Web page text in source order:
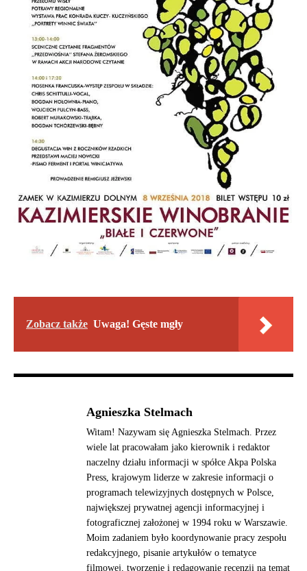
Zobacz także Uwaga! Gęste mgły
Agnieszka Stelmach
Witam! Nazywam się Agnieszka Stelmach. Przez
wiele lat pracowałam jako kierownik i redaktor
naczelny działu informacji w spółce Akpa Polska
Press, krajowym liderze w zakresie informacji o
programach telewizyjnych dostępnych w Polsce,
największej prywatnej agencji informacyjnej i
fotograficznej założonej w 1994 roku w Warszawie.
Moim zadaniem było koordynowanie pracy zespołu
redakcyjnego, pisanie artykułów o tematyce
filmowej, tworzenie i redagowanie recenzji na temat